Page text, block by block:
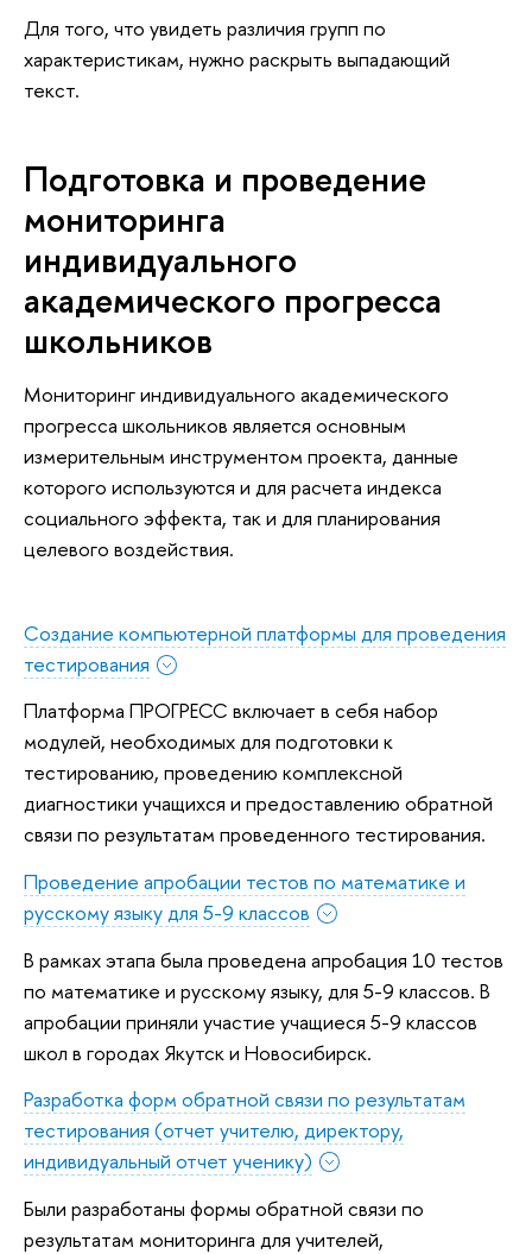
Для того, что увидеть различия групп по
характеристикам, нужно раскрыть выпадающий
текст.
Подготовка и проведение
мониторинга
индивидуального
академического прогресса
школьников
Мониторинг индивидуального академического
прогресса школьников является основным
измерительным инструментом проекта, данные
которого используются и для расчета индекса
социального эффекта, так и для планирования
целевого воздействия.
Создание компьютерной платформы для проведения
тестирования
Платформа ПРОГРЕСС включает в себя набор
модулей, необходимых для подготовки к
тестированию, проведению комплексной
диагностики учащихся и предоставлению обратной
связи по результатам проведенного тестирования.
Проведение апробации тестов по математике и
русскому языку для 5-9 классов
В рамках этапа была проведена апробация 10 тестов
по математике и русскому языку, для 5-9 классов. В
апробации приняли участие учащиеся 5-9 классов
школ в городах Якутск и Новосибирск.
Разработка форм обратной связи по результатам
тестирования (отчет учителю, директору,
индивидуальный отчет ученику)
Были разработаны формы обратной связи по
результатам мониторинга для учителей,